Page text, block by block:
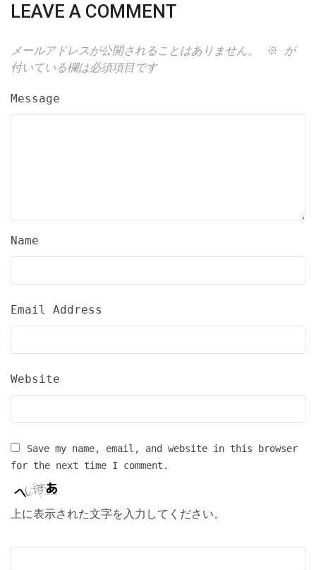
LEAVE A COMMENT
メールアドレスが公開されることはありません。 ※ が
付いている欄は必須項目です
Message
Name
Email Address
Website
Save my name, email, and website in this browser
for the next time I comment.
上に表示された文字を入力してください。